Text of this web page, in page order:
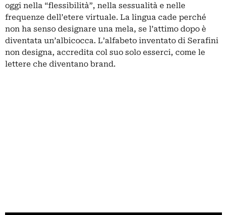
oggi nella “flessibilità”, nella sessualità e nelle
frequenze dell’etere virtuale. La lingua cade perché
non ha senso designare una mela, se l’attimo dopo è
diventata un’albicocca. L’alfabeto inventato di Serafini
non designa, accredita col suo solo esserci, come le
lettere che diventano brand.